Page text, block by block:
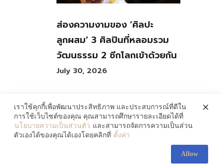
ส่องความงามของ ‘ศิลปะ
ลูกผสม’ 3 ศิลปินที่หลอมรวม
วัฒนธรรม 2 ซีกโลกเข้าด้วยกัน
July 30, 2026
083-138-5607
เราใช้คุกกี้เพื่อพัฒนาประสิทธิภาพ และประสบการณ์ที่ดีใน
การใช้เว็บไซต์ของคุณ คุณสามารถศึกษารายละเอียดได้ที่
นโยบายความเป็นส่วนตัว และสามารถจัดการความเป็นส่วน
ตัวเองได้ของคุณได้เองโดยคลิกที่ ตั้งค่า
Allow